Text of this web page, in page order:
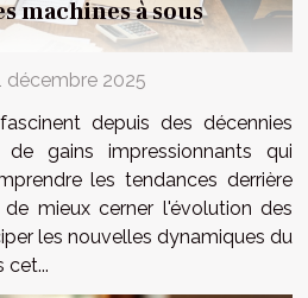
machines à sous
décembre 2025
depuis des décennies
gains impressionnants qui
les tendances derrière
mieux cerner l'évolution des
les nouvelles dynamiques du
cet...